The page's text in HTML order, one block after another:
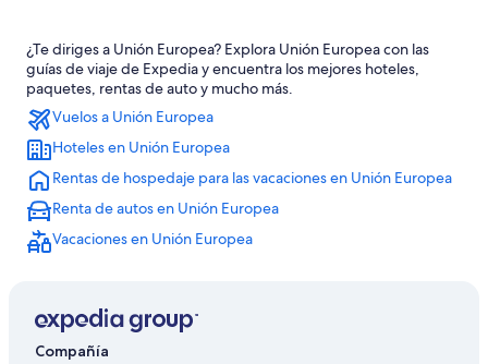
¿Te diriges a Unión Europea? Explora Unión Europea con las
guías de viaje de Expedia y encuentra los mejores hoteles,
paquetes, rentas de auto y mucho más.
Vuelos a Unión Europea
Hoteles en Unión Europea
Rentas de hospedaje para las vacaciones en Unión Europea
Renta de autos en Unión Europea
Vacaciones en Unión Europea
Compañía